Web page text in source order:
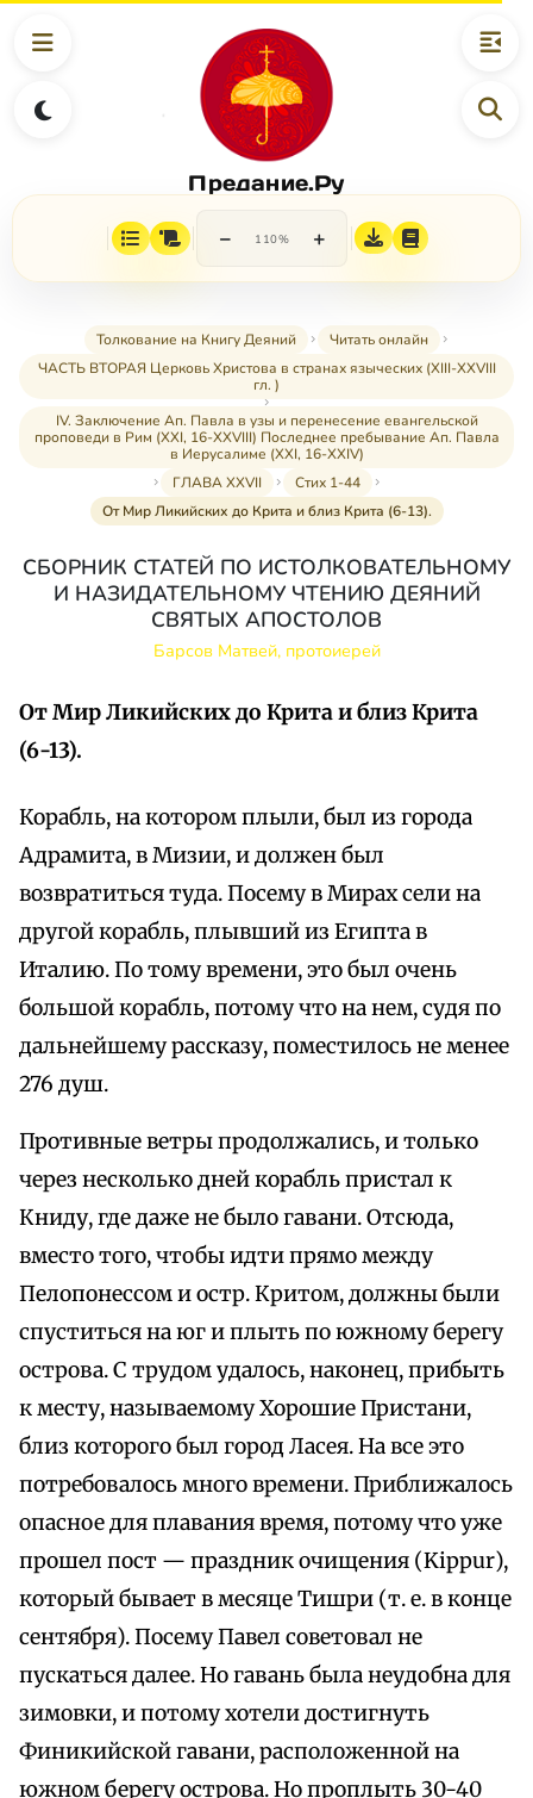
Предание.Ру
− 110% +
Толкование на Книгу Деяний
Читать онлайн
ЧАСТЬ ВТОРАЯ Церковь Христова в странах языческих (XIII-XXVIII
гл. )
IV. Заключение Ап. Павла в узы и перенесение евангельской
проповеди в Рим (XXI, 16-XXVIII) Последнее пребывание Ап. Павла
в Иерусалиме (XXI, 16-XXIV)
ГЛАВА XXVII
Стих 1-44
От Мир Ликийских до Крита и близ Крита (6-13).
СБОРНИК СТАТЕЙ ПО ИСТОЛКОВАТЕЛЬНОМУ
И НАЗИДАТЕЛЬНОМУ ЧТЕНИЮ ДЕЯНИЙ
СВЯТЫХ АПОСТОЛОВ
Барсов Матвей, протоиерей
От Мир Ликийских до Крита и близ Крита
(6-13).
Корабль, на котором плыли, был из города
Адрамита, в Мизии, и должен был
возвратиться туда. Посему в Мирах сели на
другой корабль, плывший из Египта в
Италию. По тому времени, это был очень
большой корабль, потому что на нем, судя по
дальнейшему рассказу, поместилось не менее
276 душ.
Противные ветры продолжались, и только
через несколько дней корабль пристал к
Книду, где даже не было гавани. Отсюда,
вместо того, чтобы идти прямо между
Пелопонессом и остр. Критом, должны были
спуститься на юг и плыть по южному берегу
острова. С трудом удалось, наконец, прибыть
к месту, называемому Хорошие Пристани,
близ которого был город Ласея. На все это
потребовалось много времени. Приближалось
опасное для плавания время, потому что уже
прошел пост — праздник очищения (Kippur),
который бывает в месяце Тишри (т. е. в конце
сентября). Посему Павел советовал не
пускаться далее. Но гавань была неудобна для
зимовки, и потому хотели достигнуть
Финикийской гавани, расположенной на
южном берегу острова. Но проплыть 30-40